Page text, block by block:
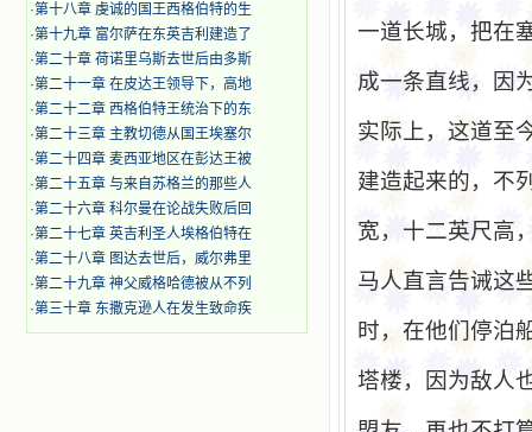
·第十八章 虔诚的国王西格伯特的生
·第十九章 富尔萨在东英吉利建造了
·第二十章 荷诺里乌斯去世后由多斯
·第二十一章 在皮达王领导下，高地
·第二十二章 西格伯特王统治下的东
·第二十三章 主教切德从国王埃塞尔
·第二十四章 麦西亚地区在彭达王被
·第二十五章 与来自苏格兰的那些人
·第二十六章 科尔曼在论战失败后回
·第二十七章 英吉利圣人埃格伯特在
·第二十八章 图达去世后，威尔弗里
·第二十九章 神父威格哈德被从不列
·第三十章 东撒克逊人在发生致命疾
一道长城，把在
成一条直线，因
实际上，这道至
建造起来的，不
宽，十二英尺高
马人直言告诫这
时，在他们停泊
塔楼，因为敌人